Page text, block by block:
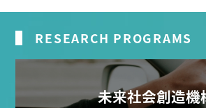
RESEARCH PROGRAMS
未来社会創造機